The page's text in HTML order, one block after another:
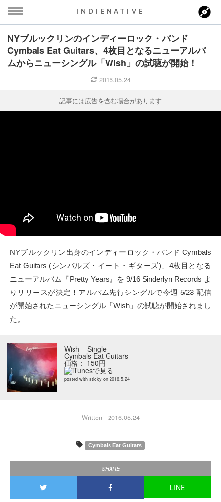
MENU
ス一覧
ト情報
クト
Twitter
Facebook
Tumblr
Soundcloud
INDIENATIVE
NYブルックリンのインディーロック・バンド
Cymbals Eat Guitars、4枚目となるニューアルバ
ムからニューシングル「Wish」の試聴が開始！
2016.05.24
記事には広告を含む場合があります
NYブルックリン出身のインディーロック・バンド Cymbals
Eat Guitars (シンバルズ・イート・ギターズ)、4枚目となる
ニューアルバム『Pretty Years』を 9/16 Sinderlyn Records よ
りリリースが決定！アルバム先行シングルで今週 5/23 配信
が開始されたニューシングル「Wish」の試聴が開始されまし
た。
Wish – Single
Cymbals Eat Guitars
価格： 150円
posted with sticky on 2016.5.24
Written 2016.05.24
Cymbals Eat Guitars
- SHARE -
LINE